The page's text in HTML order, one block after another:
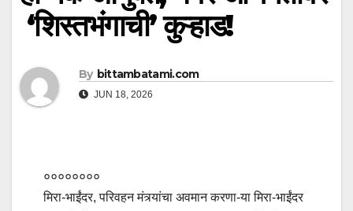
‘शिस्तभंगाची’ कुऱ्हाड!
By bittambatami.com
JUN 18, 2026
००००००००
मिरा-भाईंदर, परिवहन मंत्र्यांचा अवमान करणा-या मिरा-भाईंदर